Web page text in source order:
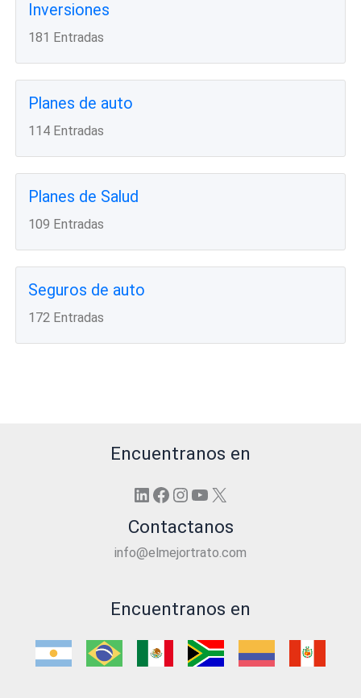
Inversiones
181 Entradas
Planes de auto
114 Entradas
Planes de Salud
109 Entradas
Seguros de auto
172 Entradas
Encuentranos en
LinkedIn
Facebook
Instagram
YouTube
X
Contactanos
info@elmejortrato.com
Encuentranos en